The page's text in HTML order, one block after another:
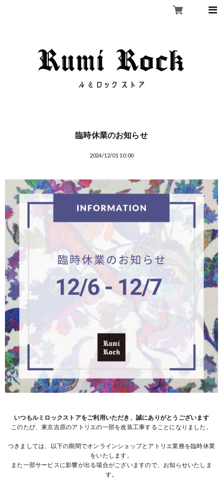
臨時休業のお知らせ
2024/12/01 10:00
いつもルミロックストアをご利用いただき、誠にありがとうございます
このたび、東京吉原のアトリエの一部を改装工事することになりました。
つきましては、以下の期間でオンラインショップとアトリエ業務を臨時休業
をいたします。
また一部サービスに影響が出る場合がございますので、お知らせいたしま
す。